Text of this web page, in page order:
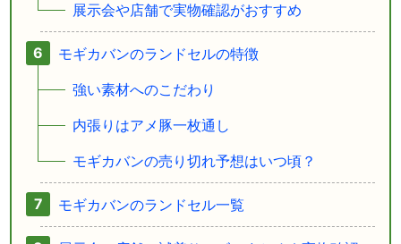
展示会や店舗で実物確認がおすすめ
モギカバンのランドセルの特徴
強い素材へのこだわり
内張りはアメ豚一枚通し
モギカバンの売り切れ予想はいつ頃？
モギカバンのランドセル一覧